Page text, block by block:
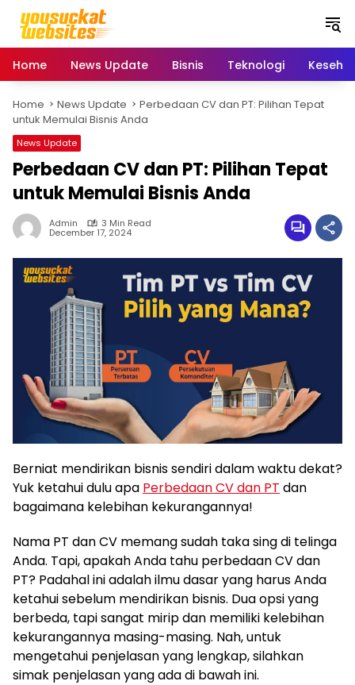
Home News Update Bisnis Teknologi
Home News Update
Perbedaan CV dan PT: Pilihan Tepat
untuk Memulai Bisnis Anda
News Update
Perbedaan CV dan PT: Pilihan Tepat
untuk Memulai Bisnis Anda
Admin 3 Min Read
December 17, 2024
Berniat mendirikan bisnis sendiri dalam waktu dekat?
Yuk ketahui dulu apa Perbedaan CV dan PT dan
bagaimana kelebihan kekurangannya!
Nama PT dan CV memang sudah taka sing di telinga
Anda. Tapi, apakah Anda tahu perbedaan CV dan
PT? Padahal ini adalah ilmu dasar yang harus Anda
ketahui sebelum mendirikan bisnis. Dua opsi yang
berbeda, tapi sangat mirip dan memiliki kelebihan
kekurangannya masing-masing. Nah, untuk
mengetahui penjelasan yang lengkap, silahkan
simak penjelasan yang ada di bawah ini.